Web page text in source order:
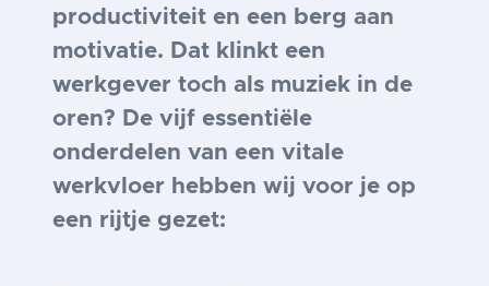
productiviteit en een berg aan
motivatie. Dat klinkt een
werkgever toch als muziek in de
oren? De vijf essentiële
onderdelen van een vitale
werkvloer hebben wij voor je op
een rijtje gezet: